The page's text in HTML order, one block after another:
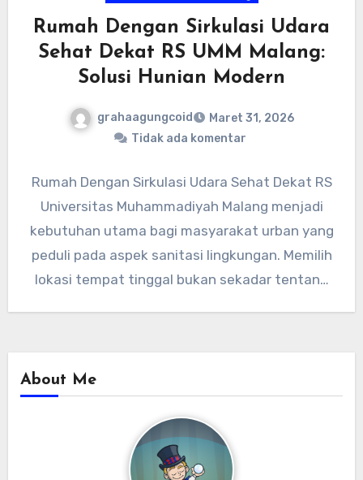
Rumah Dengan Sirkulasi Udara
Sehat Dekat RS UMM Malang:
Solusi Hunian Modern
grahaagungcoid
Maret 31, 2026
Tidak ada komentar
Rumah Dengan Sirkulasi Udara Sehat Dekat RS
Universitas Muhammadiyah Malang menjadi
kebutuhan utama bagi masyarakat urban yang
peduli pada aspek sanitasi lingkungan. Memilih
lokasi tempat tinggal bukan sekadar tentang
About Me